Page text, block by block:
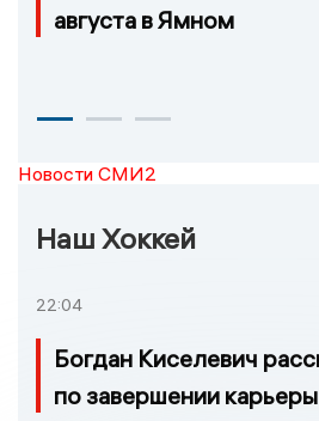
августа в Ямном
Новости СМИ2
Наш Хоккей
22:04
Богдан Киселевич
по завершении карьеры